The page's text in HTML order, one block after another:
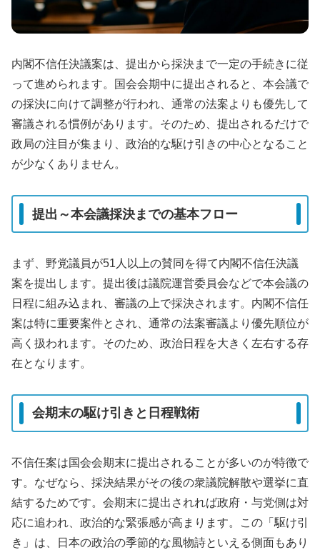
内閣不信任決議案は、提出から採決まで一定の手続きに従
って進められます。国会会期中に提出されると、本会議で
の採決に向けて調整が行われ、通常の法案よりも優先して
審議される慣例があります。そのため、提出されるだけで
政局の注目が集まり、政治的な駆け引きの中心となること
が少なくありません。
提出～本会議採決までの基本フロー
まず、野党議員が51人以上の賛同を得て内閣不信任決議
案を提出します。提出後は議院運営委員会などで本会議の
日程に組み込まれ、審議の上で採決されます。内閣不信任
案は特に重要案件とされ、通常の法案審議より優先順位が
高く扱われます。そのため、政治日程を大きく左右する存
在となります。
会期末の駆け引きと日程戦術
不信任案は国会会期末に提出されることが多いのが特徴で
す。なぜなら、採決結果がその後の衆議院解散や選挙に直
結するためです。会期末に提出されれば政府・与党側は対
応に追われ、政治的な緊張感が高まります。この「駆け引
き」は、日本の政治の季節的な風物詩といえる側面もあり